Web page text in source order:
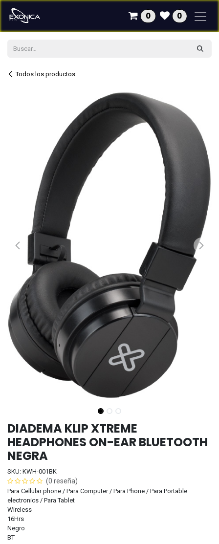
Ir al contenido
0 0
Todos los productos
DIADEMA KLIP XTREME
HEADPHONES ON-EAR BLUETOOTH
NEGRA
SKU: KWH-001BK
(0 reseña)
Para Cellular phone / Para Computer / Para Phone / Para Portable
electronics / Para Tablet
Wireless
16Hrs
Negro
BT